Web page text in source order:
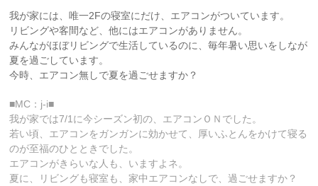
我が家には、唯一2Fの寝室にだけ、エアコンがついています。
リビングや客間など、他にはエアコンがありません。
みんながほぼリビングで生活しているのに、毎年暑い思いをしなが
夏を過ごしています。
今時、エアコン無しで夏を過ごせますか？
■MC：j-i■
我が家では7/1に今シーズン初の、エアコンＯＮでした。
若い頃、エアコンをガンガンに効かせて、厚いふとんをかけて寝る
のが至福のひとときでした。
エアコンがきらいな人も、いますよネ。
夏に、リビングも寝室も、家中エアコンなしで、過ごせますか？